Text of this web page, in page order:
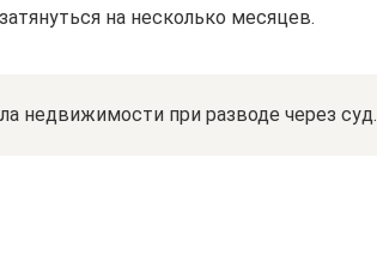
на несколько месяцев.
недвижимости при разводе через суд.